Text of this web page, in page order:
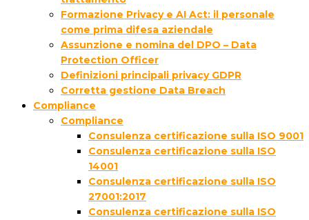
Formazione Privacy e AI Act: il personale
come prima difesa aziendale
Assunzione e nomina del DPO – Data
Protection Officer
Definizioni principali privacy GDPR
Corretta gestione Data Breach
Compliance
Compliance
Consulenza certificazione sulla ISO 9001
Consulenza certificazione sulla ISO
14001
Consulenza certificazione sulla ISO
27001:2017
Consulenza certificazione sulla ISO